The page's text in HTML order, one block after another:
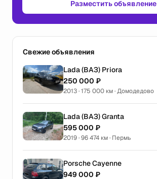
Разместить объявление
Свежие объявления
Lada (ВАЗ) Priora
250 000 ₽
2013 · 175 000 км · Домодедово
Lada (ВАЗ) Granta
595 000 ₽
2019 · 96 474 км · Пермь
Porsche Cayenne
949 000 ₽